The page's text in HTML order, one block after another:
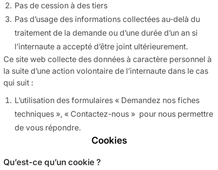
Pas de cession à des tiers
Pas d’usage des informations collectées au-delà du
traitement de la demande ou d’une durée d’un an si
l’internaute a accepté d’être joint ultérieurement.
Ce site web collecte des données à caractère personnel à
la suite d’une action volontaire de l’internaute dans le cas
qui suit :
L’utilisation des formulaires « Demandez nos fiches
techniques », « Contactez-nous » pour nous permettre
de vous répondre.
Cookies
Qu’est-ce qu’un cookie ?